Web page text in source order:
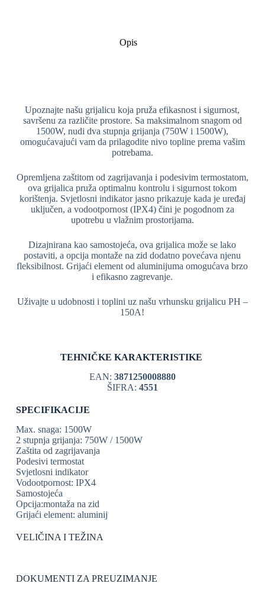
Opis
Upoznajte našu grijalicu koja pruža efikasnost i sigurnost,
savršenu za različite prostore. Sa maksimalnom snagom od
1500W, nudi dva stupnja grijanja (750W i 1500W),
omogućavajući vam da prilagodite nivo topline prema vašim
potrebama.
Opremljena zaštitom od zagrijavanja i podesivim termostatom,
ova grijalica pruža optimalnu kontrolu i sigurnost tokom
korištenja. Svjetlosni indikator jasno prikazuje kada je uređaj
uključen, a vodootpornost (IPX4) čini je pogodnom za
upotrebu u vlažnim prostorijama.
Dizajnirana kao samostojeća, ova grijalica može se lako
postaviti, a opcija montaže na zid dodatno povećava njenu
fleksibilnost. Grijaći element od aluminijuma omogućava brzo
i efikasno zagrevanje.
Uživajte u udobnosti i toplini uz našu vrhunsku grijalicu PH –
150A!
TEHNIČKE KARAKTERISTIKE
EAN: 3871250008880
ŠIFRA: 4551
SPECIFIKACIJE
Max. snaga: 1500W
2 stupnja grijanja: 750W / 1500W
Zaštita od zagrijavanja
Podesivi termostat
Svjetlosni indikator
Vodootpornost: IPX4
Samostojeća
Opcija:montaža na zid
Grijaći element: aluminij
VELIČINA I TEŽINA
DOKUMENTI ZA PREUZIMANJE